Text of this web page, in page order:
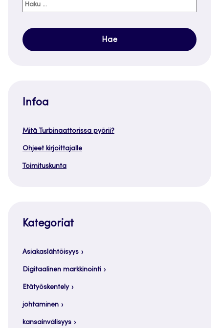
Haku:
Infoa
Mitä Turbinaattorissa pyörii?
Ohjeet kirjoittajalle
Toimituskunta
Kategoriat
Asiakaslähtöisyys
Digitaalinen markkinointi
Etätyöskentely
johtaminen
kansainvälisyys